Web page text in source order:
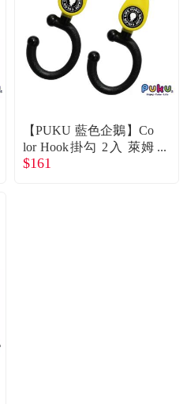
【PUKU 藍色企鵝】Co
lor Hook掛勾 2入 萊姆
綠
$161